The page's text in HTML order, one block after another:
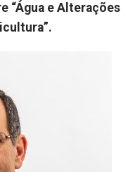
“Água e Alterações